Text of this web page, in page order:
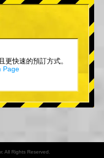
更快速的預訂方式。
Page
All Rights Reserved.